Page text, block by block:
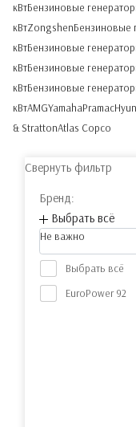
кВтБензиновые
кВтZongshenБензиновые
кВтБензиновые
кВтБензиновые
кВтБензиновые
кВтAMGYamahaPramac
& StrattonAtlas Copco
Свернуть фильтр
Бренд:
Выбрать всё
Не важно
Выбрать всё
EuroPower92